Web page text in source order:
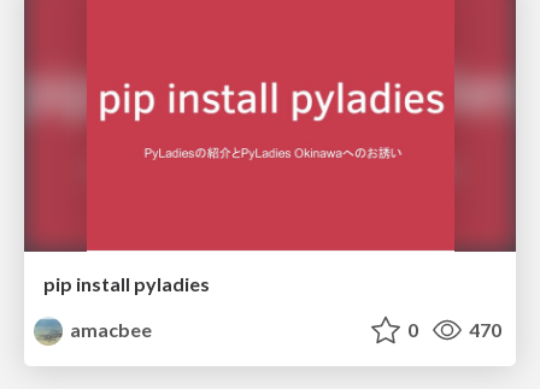
pip install pyladies
amacbee
0 470